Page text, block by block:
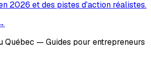
2026 et des pistes d'action réalistes.
Québec — Guides pour entrepreneurs